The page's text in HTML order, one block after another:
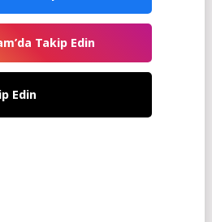
Takip Edin
Edin